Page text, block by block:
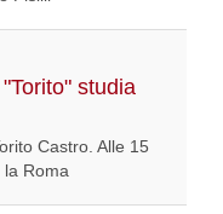
studia
Castro. Alle 15
la Roma